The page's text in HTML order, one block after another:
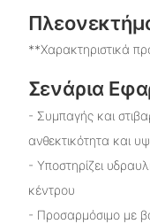
**Χαρακτηριστικά
Σενάρια
- Συμπαγής και
ανθεκτικότητα και
- Υποστηρίζει
κέντρου
- Προσαρμόσιμο με